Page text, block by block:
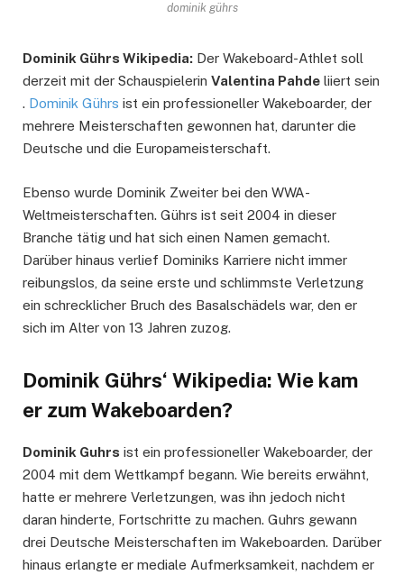
dominik gührs
Dominik Gührs Wikipedia: Der Wakeboard-Athlet soll
derzeit mit der Schauspielerin Valentina Pahde liiert sein
. Dominik Gührs ist ein professioneller Wakeboarder, der
mehrere Meisterschaften gewonnen hat, darunter die
Deutsche und die Europameisterschaft.
Ebenso wurde Dominik Zweiter bei den WWA-
Weltmeisterschaften. Gührs ist seit 2004 in dieser
Branche tätig und hat sich einen Namen gemacht.
Darüber hinaus verlief Dominiks Karriere nicht immer
reibungslos, da seine erste und schlimmste Verletzung
ein schrecklicher Bruch des Basalschädels war, den er
sich im Alter von 13 Jahren zuzog.
Dominik Gührs‘ Wikipedia: Wie kam
er zum Wakeboarden?
Dominik Guhrs ist ein professioneller Wakeboarder, der
2004 mit dem Wettkampf begann. Wie bereits erwähnt,
hatte er mehrere Verletzungen, was ihn jedoch nicht
daran hinderte, Fortschritte zu machen. Guhrs gewann
drei Deutsche Meisterschaften im Wakeboarden. Darüber
hinaus erlangte er mediale Aufmerksamkeit, nachdem er